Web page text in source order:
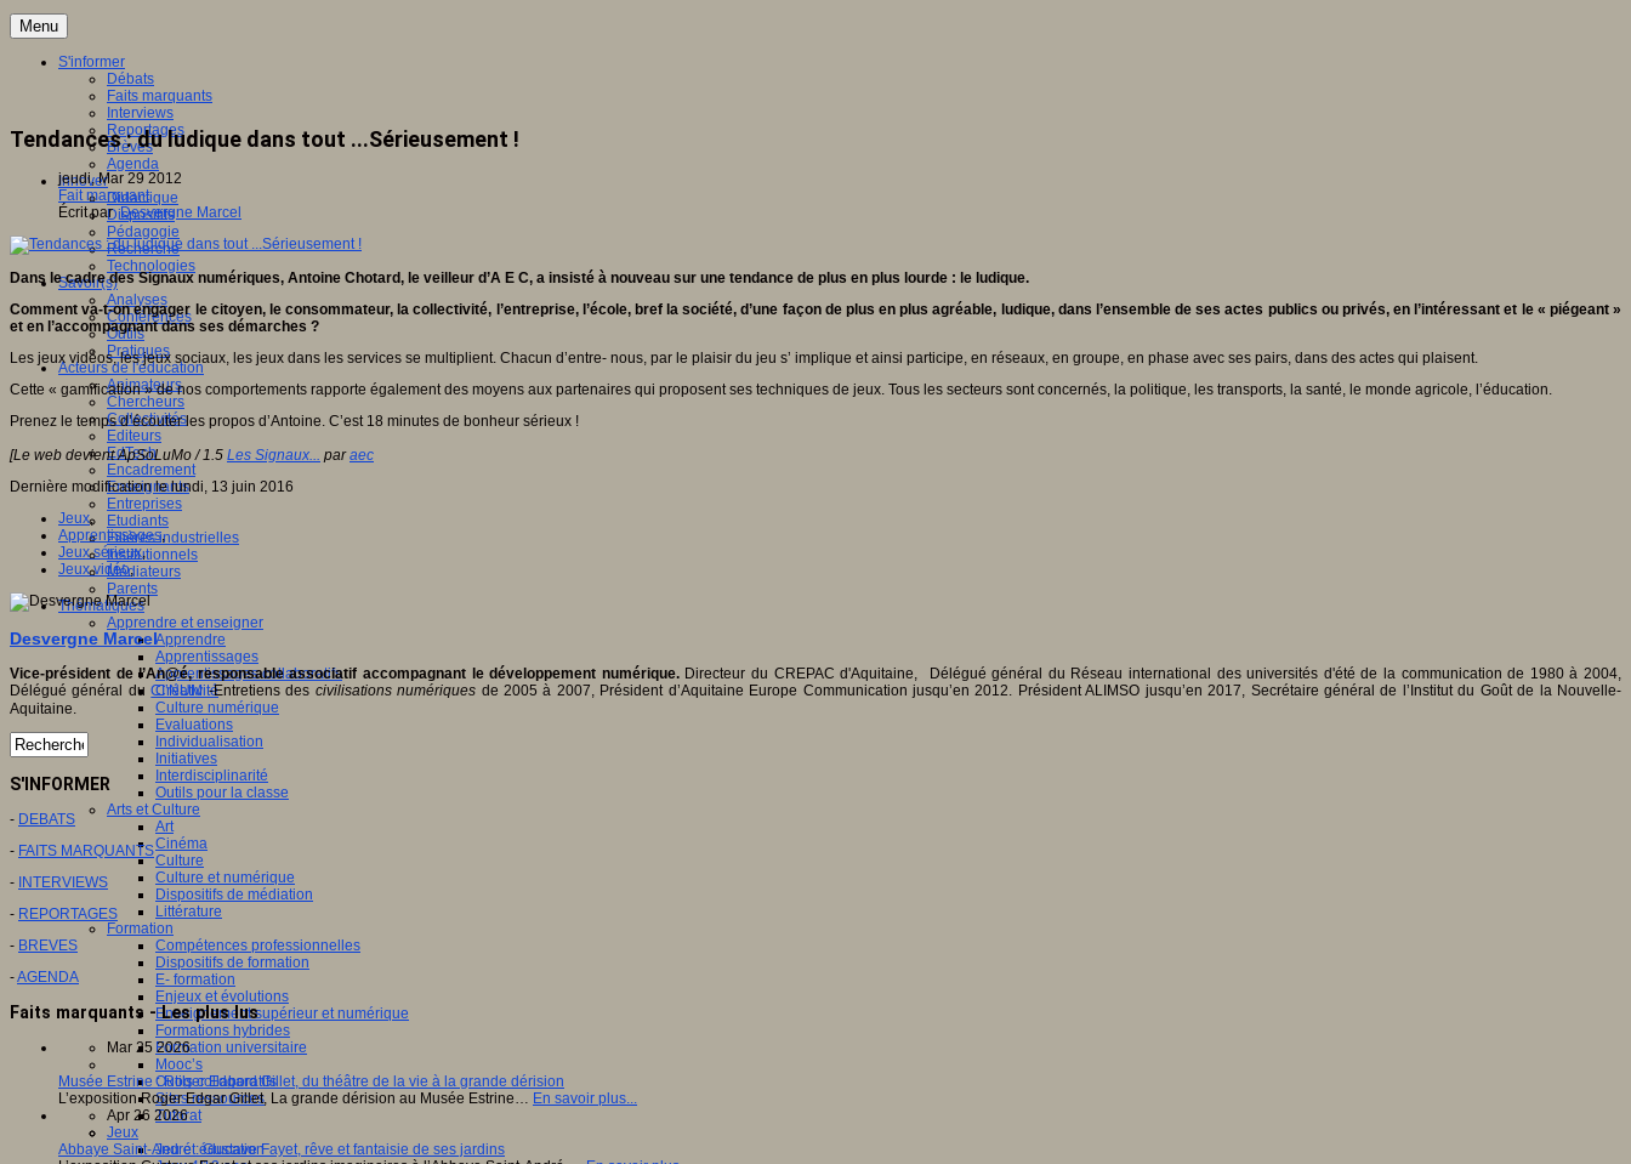
Menu
S'informer
Débats
Faits marquants
Interviews
Reportages
Brèves
Agenda
Innover
Didactique
Dispositifs
Pédagogie
Recherche
Technologies
Savoir(s)
Analyses
Conférences
Outils
Pratiques
Acteurs de l'éducation
Animateurs
Chercheurs
Collectivités
Editeurs
EdTech
Encadrement
Enseignants
Entreprises
Etudiants
Filières industrielles
Institutionnels
Médiateurs
Parents
Thématiques
Apprendre et enseigner
Apprendre
Apprentissages
Apprentissages collaboratifs
Créativité
Culture numérique
Evaluations
Individualisation
Initiatives
Interdisciplinarité
Outils pour la classe
Arts et Culture
Art
Cinéma
Culture
Culture et numérique
Dispositifs de médiation
Littérature
Formation
Compétences professionnelles
Dispositifs de formation
E- formation
Enjeux et évolutions
Enseignement supérieur et numérique
Formations hybrides
Formation universitaire
Mooc’s
Outils collaboratifs
Sites ressources
Tutorat
Jeux
Jeu et éducation
Tendances : du ludique dans tout ...Sérieusement !
jeudi, Mar 29 2012
Fait marquant
Écrit parDesvergne Marcel
Dans le cadre des Signaux numériques, Antoine Chotard, le veilleur d’A E C, a insisté à nouveau sur une tendance de plus en plus lourde : le ludique.
Comment va-t-on engager le citoyen, le consommateur, la collectivité, l’entreprise, l’école, bref la société, d’une façon de plus en plus agréable, ludique, dans l’ensemble de ses actes publics ou privés, en l’intéressant et le « piégeant »
et en l’accompagnant dans ses démarches ?
Les jeux vidéos, les jeux sociaux, les jeux dans les services se multiplient. Chacun d’entre- nous, par le plaisir du jeu s’ implique et ainsi participe, en réseaux, en groupe, en phase avec ses pairs, dans des actes qui plaisent.
Cette « gamification » de nos comportements rapporte également des moyens aux partenaires qui proposent ses techniques de jeux. Tous les secteurs sont concernés, la politique, les transports, la santé, le monde agricole, l’éducation.
Prenez le temps d’écouter les propos d’Antoine. C’est 18 minutes de bonheur sérieux !
[Le web devient ApSoLuMo / 1.5 Les Signaux... paraec
Dernière modification le lundi, 13 juin 2016
Jeux,
Apprentissages,
Jeux sérieux,
Jeux vidéo,
Desvergne Marcel
Vice-président de l’An@é, responsable associatif accompagnant le développement numérique.Directeur du CREPAC d'Aquitaine, Délégué général du Réseau international des universités d'été de la communication de 1980 à 2004,
Délégué général duCI’NUM-Entretiens des civilisations numériques de 2005 à 2007, Président d’Aquitaine Europe Communication jusqu’en 2012. Président ALIMSO jusqu’en 2017, Secrétaire général de l’Institut du Goût de la Nouvelle-
Aquitaine.
S'INFORMER
- DEBATS
- FAITS MARQUANTS
- INTERVIEWS
- REPORTAGES
- BREVES
-AGENDA
Faits marquants - Les plus lus
Mar 25 2026
Musée Estrine : Roger Edgard Gillet, du théâtre de la vie à la grande dérision
L’exposition Roger Edgar Gillet, La grande dérision au Musée Estrine… En savoir plus...
Apr 26 2026
Abbaye Saint-André : Gustave Fayet, rêve et fantaisie de ses jardins